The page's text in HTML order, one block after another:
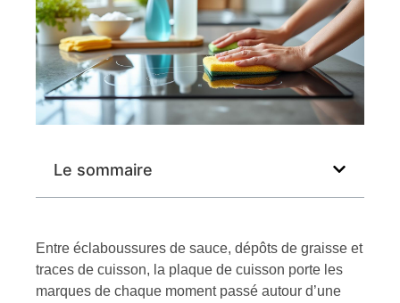
Le sommaire
Entre éclaboussures de sauce, dépôts de graisse et
traces de cuisson, la plaque de cuisson porte les
marques de chaque moment passé autour d’une